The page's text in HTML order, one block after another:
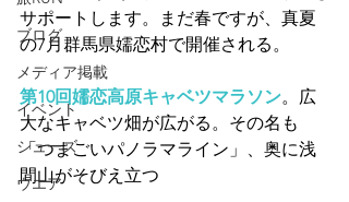
ブログ
メディア掲載
イベント
シューズ
ウエア
サポートします。まだ春ですが、真夏
の7月群馬県嬬恋村で開催される。
第10回嬬恋高原キャベツマラソン。広
大なキャベツ畑が広がる。その名も
「つまごいパノラマライン」、奥に浅
間山がそびえ立つ